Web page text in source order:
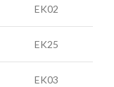
EK02
EK25
EK03